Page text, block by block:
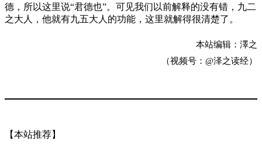
德，所以这里说“君德也”。可见我们以前解释的没有错，九二
之大人，他就有九五大人的功能，这里就解得很清楚了。
本站编辑：澤之
（视频号：@泽之读经）
【本站推荐】